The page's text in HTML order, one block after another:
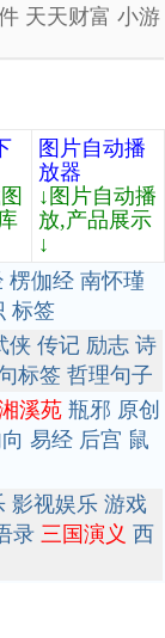
天天财富 小游
图片自动播
放器
↓图片自动播
放,产品展示
↓
楞伽经 南怀瑾
标签
侠 传记 励志 诗
标签 哲理句子
溪苑 瓶邪 原创
易经 后宫 鼠
影视娱乐 游戏
录 三国演义 西